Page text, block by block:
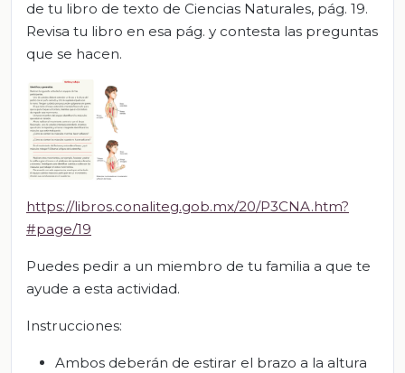
de tu libro de texto de Ciencias Naturales, pág. 19.
Revisa tu libro en esa pág. y contesta las preguntas
que se hacen.
https://libros.conaliteg.gob.mx/20/P3CNA.htm?
#page/19
Puedes pedir a un miembro de tu familia a que te
ayude a esta actividad.
Instrucciones:
Ambos deberán de estirar el brazo a la altura